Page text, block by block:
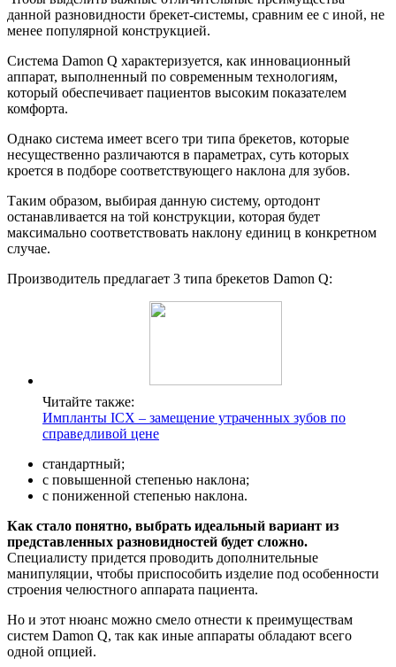
данной разновидности брекет-системы, сравним ее с иной, не
менее популярной конструкцией.
Система Damon Q характеризуется, как инновационный
аппарат, выполненный по современным технологиям,
который обеспечивает пациентов высоким показателем
комфорта.
Однако система имеет всего три типа брекетов, которые
несущественно различаются в параметрах, суть которых
кроется в подборе соответствующего наклона для зубов.
Таким образом, выбирая данную систему, ортодонт
останавливается на той конструкции, которая будет
максимально соответствовать наклону единиц в конкретном
случае.
Производитель предлагает 3 типа брекетов Damon Q:
Читайте также:
Импланты ICX – замещение утраченных зубов по
справедливой цене
стандартный;
с повышенной степенью наклона;
с пониженной степенью наклона.
Как стало понятно, выбрать идеальный вариант из
представленных разновидностей будет сложно.
Специалисту придется проводить дополнительные
манипуляции, чтобы приспособить изделие под особенности
строения челюстного аппарата пациента.
Но и этот нюанс можно смело отнести к преимуществам
систем Damon Q, так как иные аппараты обладают всего
одной опцией.